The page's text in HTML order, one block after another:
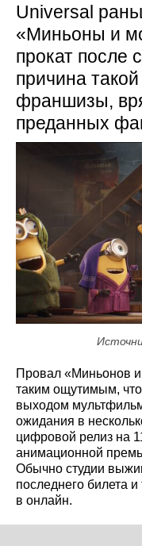
Universal
«Миньоны и
прокат после
причина
франшизы,
преданных
Провал «Миньонов и
таким ощутимым,
выходом
ожидания в
цифровой релиз на
анимационной
Обычно студии
последнего билета
в онлайн.